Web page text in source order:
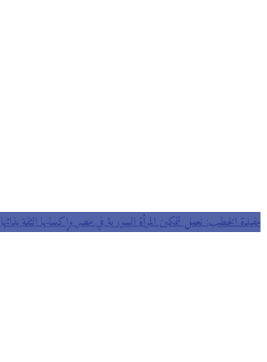
مفيدة الخطيب: نعمل لتمكين المرأة السورية في مصر وإكسابها الثقة بذاتها